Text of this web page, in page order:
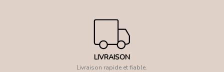
LIVRAISON
Livraison rapide et fiable.